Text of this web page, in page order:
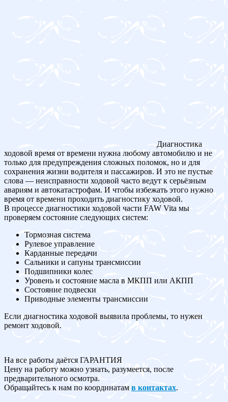
Диагностика
ходовой время от времени нужна любому автомобилю и не
только для предупреждения сложных поломок, но и для
сохранения жизни водителя и пассажиров. И это не пустые
слова — неисправности ходовой часто ведут к серьёзным
авариям и автокатастрофам. И чтобы избежать этого нужно
время от времени проходить диагностику ходовой.
В процессе диагностики ходовой части FAW Vita мы
проверяем состояние следующих систем:
Тормозная система
Рулевое управление
Карданные передачи
Сальники и сапуны трансмиссии
Подшипники колес
Уровень и состояние масла в МКПП или АКПП
Состояние подвески
Приводные элементы трансмиссии
Если диагностика ходовой выявила проблемы, то нужен
ремонт ходовой.
На все работы даётся ГАРАНТИЯ
Цену на работу можно узнать, разумеется, после
предварительного осмотра.
Обращайтесь к нам по координатам в контактах.